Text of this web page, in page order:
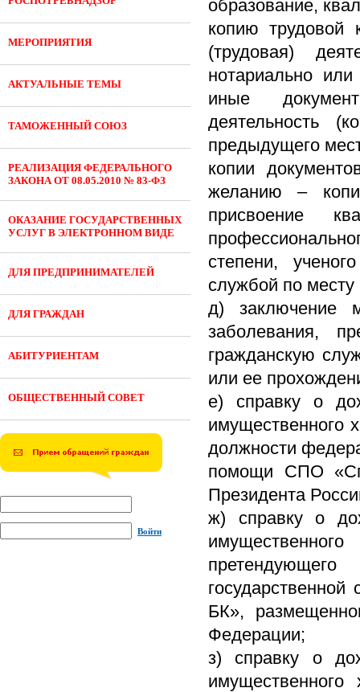
МЕРОПРИЯТИЯ
АКТУАЛЬНЫЕ ТЕМЫ
ТАМОЖЕННЫЙ СОЮЗ
РЕАЛИЗАЦИЯ ФЕДЕРАЛЬНОГО
ЗАКОНА ОТ 08.05.2010 № 83-ФЗ
ОКАЗАНИЕ ГОСУДАРСТВЕННЫХ
УСЛУГ В ЭЛЕКТРОННОМ ВИДЕ
ДЛЯ ПРЕДПРИНИМАТЕЛЕЙ
ДЛЯ ГРАЖДАН
АБИТУРИЕНТАМ
ОБЩЕСТВЕННЫЙ СОВЕТ
Войти
образование,
копию трудовой
(трудовая)
нотариально
иные
деятельность
предыдущего
копии
желанию –
присвоение
степени,
службой по
д) заключение
заболевания,
гражданскую
или ее
е) справку о
имущественного
должности
помощи СПО
Президента
ж) справку о
БК»,
Федерации;
з) справку о
имущественного